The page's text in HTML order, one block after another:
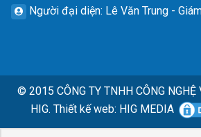
Người đại diện: Lê Văn Trung -
© 2015 CÔNG TY TNHH CÔNG NGHỆ
HIG. Thiết kế web: HIG MEDIA